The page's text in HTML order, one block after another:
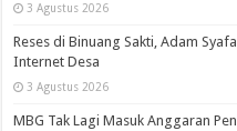
3 Agustus 2026
Reses di Binuang Sakti, Adam
Internet Desa
3 Agustus 2026
MBG Tak Lagi Masuk Anggaran